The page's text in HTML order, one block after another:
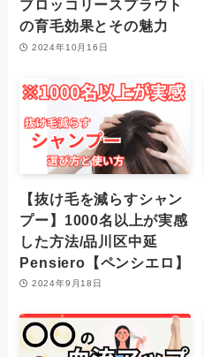
ブロッコリースプラウト
の育毛効果とその魅力
2024年10月16日
【抜け毛を減らすシャン
プー】1000名以上が実感
した方法/品川区中延
Pensiero【ペンシエロ】
2024年9月18日